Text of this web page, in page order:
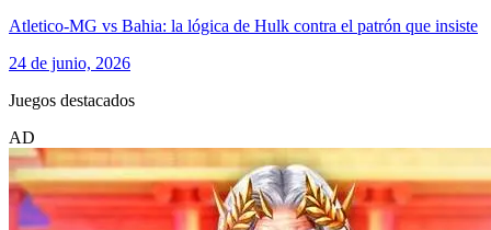
Atletico-MG vs Bahia: la lógica de Hulk contra el patrón que insiste
24 de junio, 2026
Juegos destacados
AD